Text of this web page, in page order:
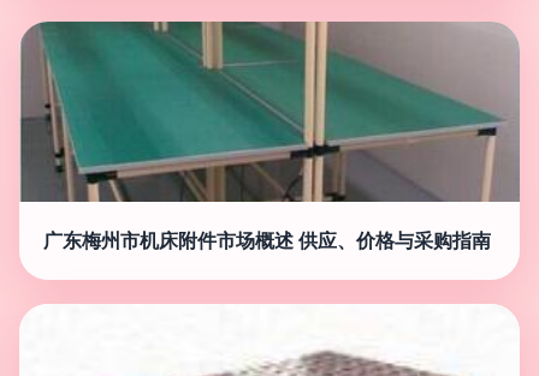
广东梅州市机床附件市场概述 供应、价格与采购指南